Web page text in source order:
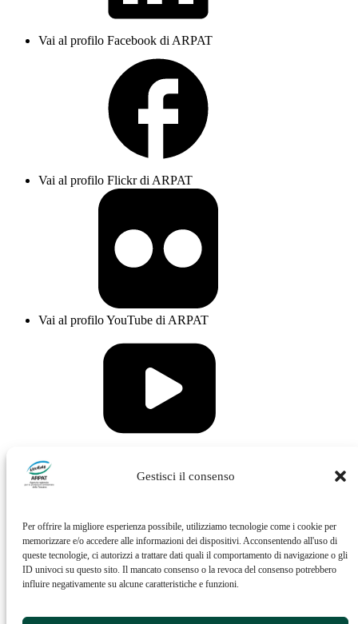
Gestisci il consenso
Per offrire la migliore esperienza possibile, utilizziamo tecnologie come i cookie per
memorizzare e/o accedere alle informazioni dei dispositivi. Acconsentendo all'uso di
queste tecnologie, ci autorizzi a trattare dati quali il comportamento di navigazione o gli
ID univoci su questo sito. Il mancato consenso o la revoca del consenso potrebbero
influire negativamente su alcune caratteristiche e funzioni.
Vai al profilo Facebook di ARPAT
Vai al profilo Flickr di ARPAT
Vai al profilo YouTube di ARPAT
Vai al profilo Issuu di ARPAT